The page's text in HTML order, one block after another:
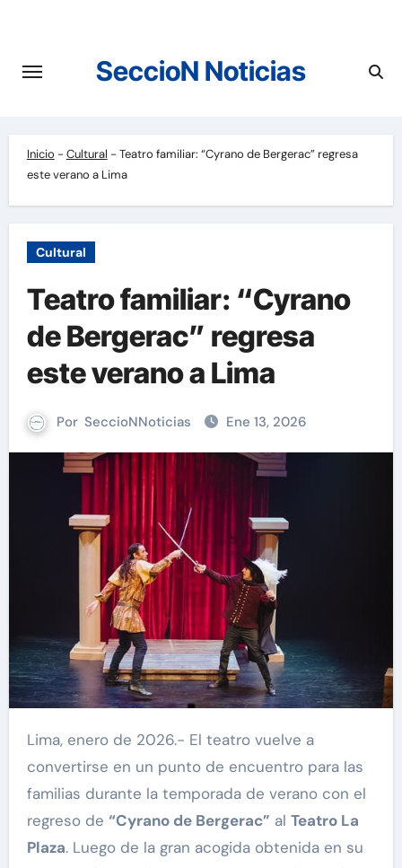
contenido
SeccioN Noticias
Inicio - Cultural - Teatro familiar: “Cyrano de Bergerac” regresa
este verano a Lima
Cultural
Teatro familiar: “Cyrano
de Bergerac” regresa
este verano a Lima
Por SeccioNNoticias Ene 13, 2026
Lima, enero de 2026.- El teatro vuelve a
convertirse en un punto de encuentro para las
familias durante la temporada de verano con el
regreso de “Cyrano de Bergerac” al Teatro La
Plaza. Luego de la gran acogida obtenida en su